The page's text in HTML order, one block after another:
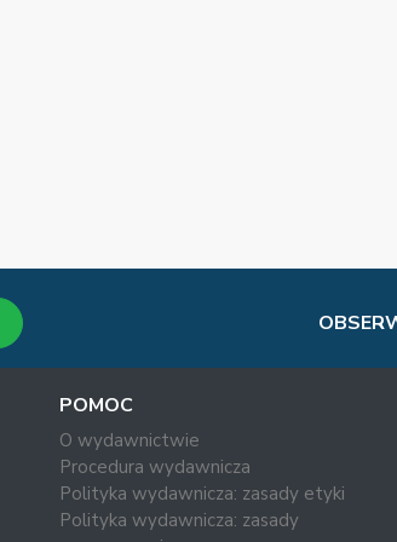
POMOC
O wydawnictwie
Procedura wydawnicza
Polityka wydawnicza: zasady etyki
Polityka wydawnicza: zasady